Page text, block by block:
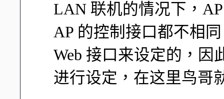
LAN 联机的情况下，
AP 的控制接口都不相
Web 接口来设定的，因
进行设定，在这里鸟哥